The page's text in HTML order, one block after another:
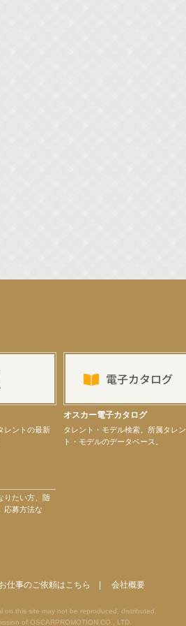
トークショーゲスト出演！
レントの最新
オスカー電子カタログ
タレント・モデル検索。所属タレン
ト・モデルのデータベース。
りたい方、随
応募方法な
お仕事のご依頼はこちら 会社概要
on this site may not be reproduced, distributed,
of OSCARPROMOTION CO., LTD.